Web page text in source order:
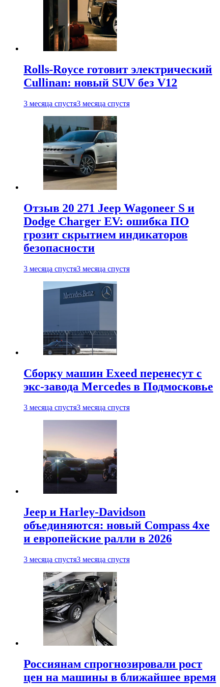
Rolls-Royce готовит электрический
Cullinan: новый SUV без V12
3 месяца спустя3 месяца спустя
Отзыв 20 271 Jeep Wagoneer S и
Dodge Charger EV: ошибка ПО
грозит скрытием индикаторов
безопасности
3 месяца спустя3 месяца спустя
Сборку машин Exeed перенесут с
экс-завода Mercedes в Подмосковье
3 месяца спустя3 месяца спустя
Jeep и Harley-Davidson
объединяются: новый Compass 4xe
и европейские ралли в 2026
3 месяца спустя3 месяца спустя
Россиянам спрогнозировали рост
цен на машины в ближайшее время